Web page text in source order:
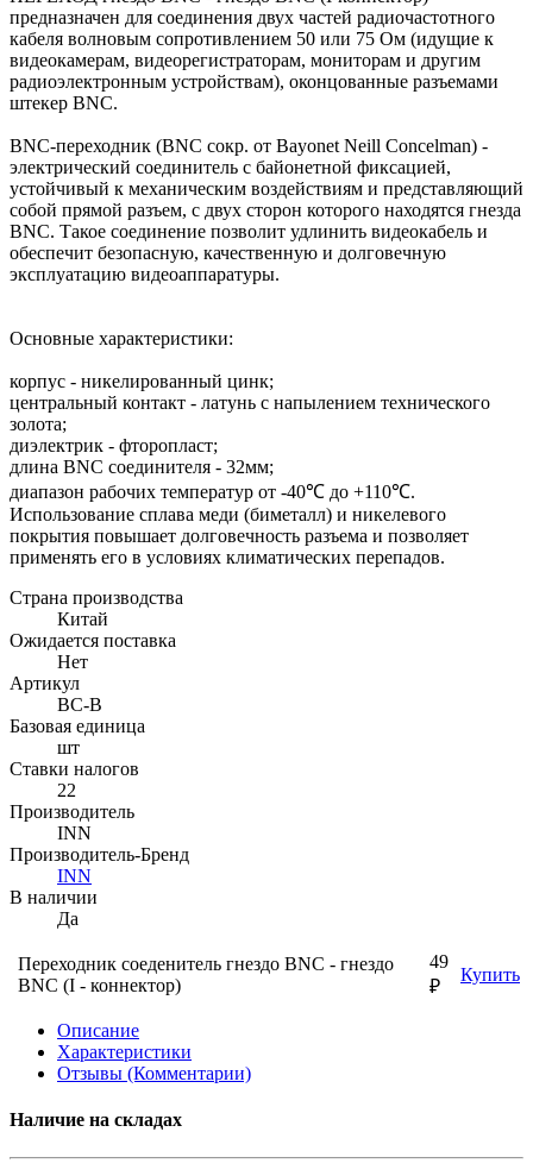
предназначен для соединения двух частей радиочастотного
кабеля волновым сопротивлением 50 или 75 Ом (идущие к
видеокамерам, видеорегистраторам, мониторам и другим
радиоэлектронным устройствам), оконцованные разъемами
штекер BNC.
BNC-переходник (BNC сокр. от Bayonet Neill Concelman) -
электрический соединитель с байонетной фиксацией,
устойчивый к механическим воздействиям и представляющий
собой прямой разъем, с двух сторон которого находятся гнезда
BNC. Такое соединение позволит удлинить видеокабель и
обеспечит безопасную, качественную и долговечную
эксплуатацию видеоаппаратуры.
Основные характеристики:
корпус - никелированный цинк;
центральный контакт - латунь с напылением технического
золота;
диэлектрик - фторопласт;
длина BNC соединителя - 32мм;
диапазон рабочих температур от -40℃ до +110℃.
Использование сплава меди (биметалл) и никелевого
покрытия повышает долговечность разъема и позволяет
применять его в условиях климатических перепадов.
Страна производства
Китай
Ожидается поставка
Нет
Артикул
BC-B
Базовая единица
шт
Ставки налогов
22
Производитель
INN
Производитель-Бренд
INN
В наличии
Да
Переходник соеденитель гнездо BNC - гнездо
BNC (I - коннектор)
49
₽
Купить
Описание
Характеристики
Отзывы (Комментарии)
Наличие на складах